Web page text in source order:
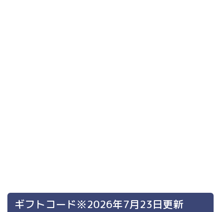
ギフトコード※2026年7月23日更新